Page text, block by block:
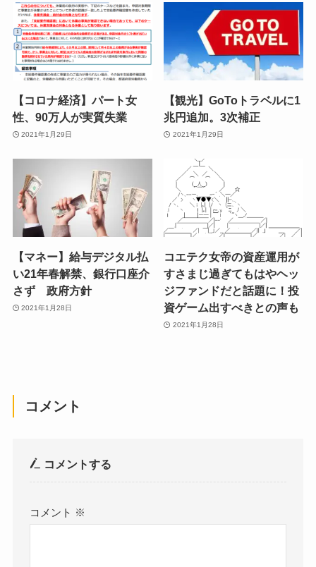
【コロナ経済】パート女
性、90万人が実質失業
2021年1月29日
【観光】GoToトラベルに1
兆円追加。3次補正
2021年1月29日
【マネー】給与デジタル払
い21年春解禁、銀行口座介
さず 政府方針
2021年1月28日
コエテク女帝の資産運用が
すさまじ過ぎてもはやヘッ
ジファンドだと話題に！投
資ゲーム出すべきとの声も
2021年1月28日
コメント
コメントする
コメント ※